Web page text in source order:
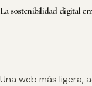
La sostenibilidad digital
Una web más ligera,